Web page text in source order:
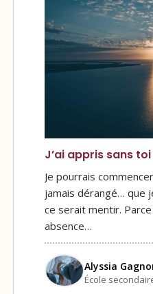
J’ai appris sans toi
Je pourrais
jamais dérangé… que
ce serait mentir. Parce
absence…
Alyssia
École